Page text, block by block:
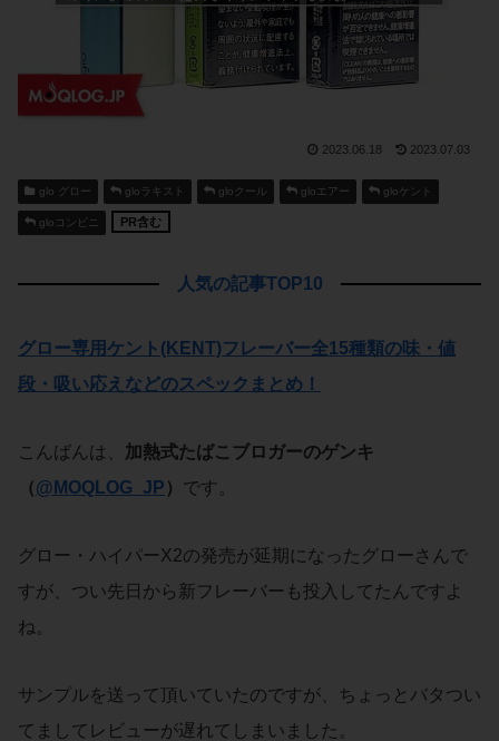
2023.06.18 2023.07.03
glo グロー gloラキスト gloクール gloエアー gloケント
gloコンビニ PR含む
人気の記事TOP10
グロー専用ケント(KENT)フレーバー全15種類の味・値
段・吸い応えなどのスペックまとめ！
こんばんは、 加熱式たばこブロガーのゲンキ
（@MOQLOG_JP ） です。
グロー・ハイパーX2の発売が延期になったグローさんで
すが、つい先日から新フレーバーも投入してたんですよ
ね。
サンプルを送って頂いていたのですが、ちょっとバタつい
てましてレビューが遅れてしまいました。